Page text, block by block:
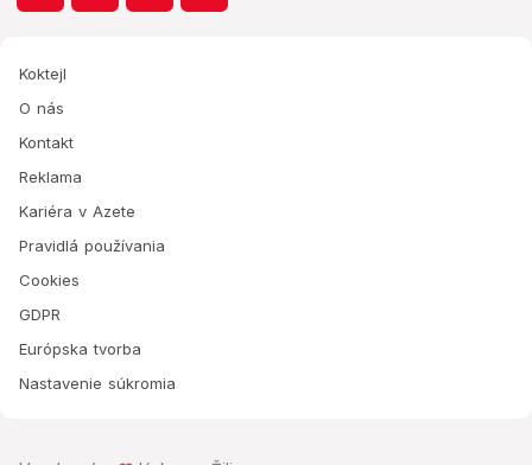
Koktejl
O nás
Kontakt
Reklama
Kariéra v Azete
Pravidlá používania
Cookies
GDPR
Európska tvorba
Nastavenie súkromia